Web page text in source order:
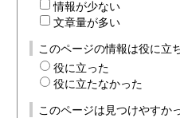
情報が少ない
文章量が多い
このページの情報は役に立
役に立った
役に立たなかった
このページは見つけやすか